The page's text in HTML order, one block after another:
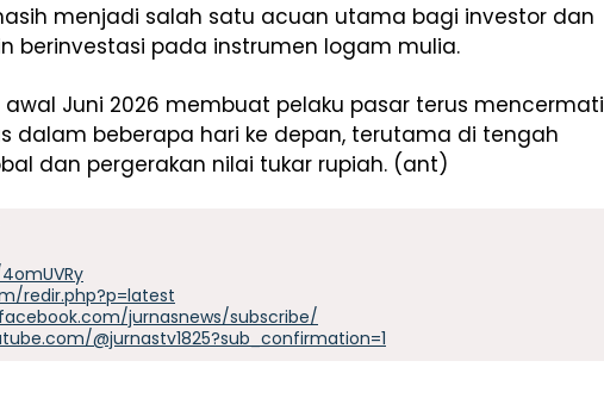
menjadi salah satu acuan utama bagi investor dan
berinvestasi pada instrumen logam mulia.
Juni 2026 membuat pelaku pasar terus mencermati
dalam beberapa hari ke depan, terutama di tengah
dan pergerakan nilai tukar rupiah. (ant)
redir.php?p=latest
jurnasnews/subscribe/
@jurnastv1825?sub_confirmation=1